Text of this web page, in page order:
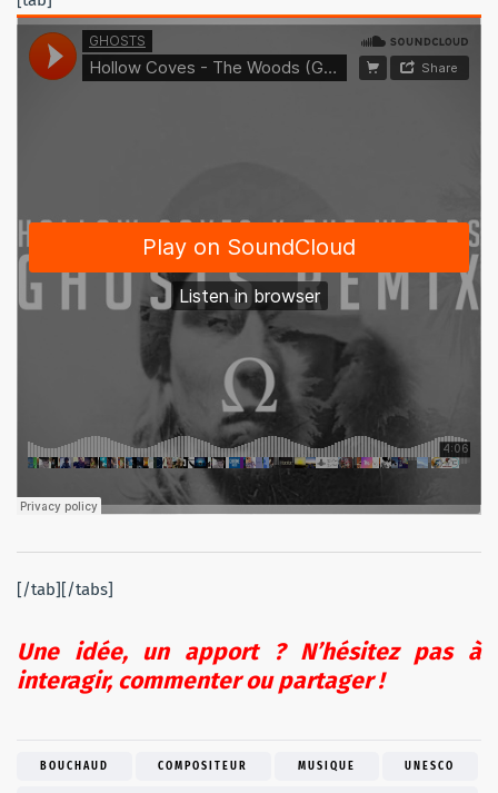
[/tab][/tabs]
Une idée, un apport ? N’hésitez pas à
interagir, commenter ou partager !
BOUCHAUD COMPOSITEUR MUSIQUE UNESCO